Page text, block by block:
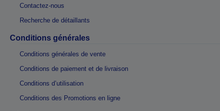
Contactez-nous
Recherche de détaillants
Conditions générales
Conditions générales de vente
Conditions de paiement et de livraison
Conditions d’utilisation
Conditions des Promotions en ligne